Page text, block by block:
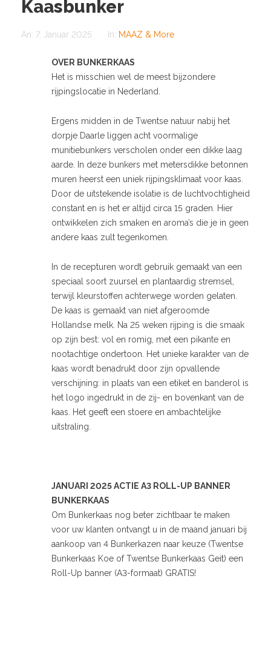
Kaasbunker
An: 7. Januar 2025 In: MAAZ & More
OVER BUNKERKAAS
Het is misschien wel de meest bijzondere
rijpingslocatie in Nederland.
Ergens midden in de Twentse natuur nabij het
dorpje Daarle liggen acht voormalige
munitiebunkers verscholen onder een dikke laag
aarde. In deze bunkers met metersdikke betonnen
muren heerst een uniek rijpingsklimaat voor kaas.
Door de uitstekende isolatie is de luchtvochtigheid
constant en is het er altijd circa 15 graden. Hier
ontwikkelen zich smaken en aroma’s die je in geen
andere kaas zult tegenkomen.
In de recepturen wordt gebruik gemaakt van een
speciaal soort zuursel en plantaardig stremsel,
terwijl kleurstoffen achterwege worden gelaten.
De kaas is gemaakt van niet afgeroomde
Hollandse melk. Na 25 weken rijping is die smaak
op zijn best: vol en romig, met een pikante en
nootachtige ondertoon. Het unieke karakter van de
kaas wordt benadrukt door zijn opvallende
verschijning: in plaats van een etiket en banderol is
het logo ingedrukt in de zij- en bovenkant van de
kaas. Het geeft een stoere en ambachtelijke
uitstraling.
JANUARI 2025 ACTIE A3 ROLL-UP BANNER
BUNKERKAAS
Om Bunkerkaas nog beter zichtbaar te maken
voor uw klanten ontvangt u in de maand januari bij
aankoop van 4 Bunkerkazen naar keuze (Twentse
Bunkerkaas Koe of Twentse Bunkerkaas Geit) een
Roll-Up banner (A3-formaat) GRATIS!